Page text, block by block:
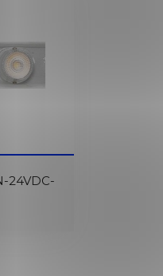
24VDC-